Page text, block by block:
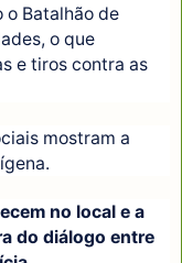
Batalhão de
o que
e tiros contra as
mostram a
no local e a
do diálogo entre